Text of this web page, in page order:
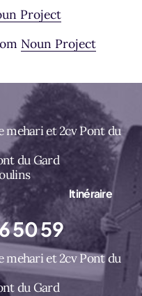
Project(nouvel
Noun Project(nouvel
mehari et 2cv Pont du
du Gard
Itinéraire
50 59
mehari et 2cv Pont du
du Gard